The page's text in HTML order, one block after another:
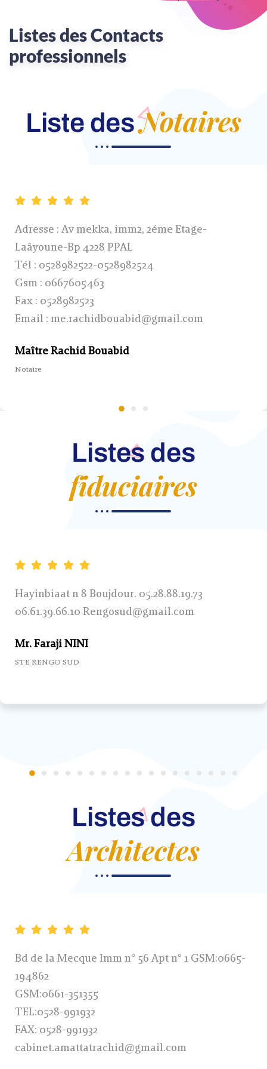
Listes des Contacts
professionnels
Liste desNotaires
Adresse : Av mekka, imm2, 2éme Etage-
Laâyoune-Bp 4228 PPAL
Tél : 0528982522-0528982524
Gsm : 0667605463
Fax : 0528982523
Email : me.rachidbouabid@gmail.com
Maître Rachid Bouabid
Notaire
Listes des
fiduciaires
Hayinbiaat n 8 Boujdour. 05.28.88.19.73
06.61.39.66.10 Rengosud@gmail.com
Mr. Faraji NINI
STE RENGO SUD
Listes des
Architectes
Bd de la Mecque Imm n° 56 Apt n° 1 GSM:0665-
194862
GSM:0661-351355
TEL:0528-991932
FAX: 0528-991932
cabinet.amattatrachid@gmail.com